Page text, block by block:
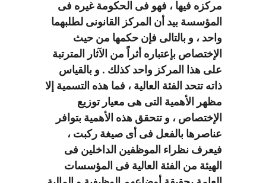
مركزه فيها ، فهو فى الحكومة غيره فى
المؤسسة بيد أن المركز القانونى لطلبهما
واحد ، و بالتالى فإن حكمها من حيث
الإختصاص بإعتباره أثراً من الآثار المترتبة
على هذا المركز واحد كذلك . و بالقياس
ذاته تتحد الفئة العالية ، فما هذه التسمية إلا
مظهر الأهمية التى هى معيار توزيع
الإختصاص ، و تتحقق هذه الأهمية بتوافر
عناصرها بالفعل فى أى صيغة ركبت ،
فيعرف نظراء الموظفين الداخلين فى
الهيئة من الفئة العالية فى المؤسسات